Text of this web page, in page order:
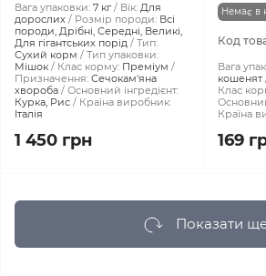
Вага упаковки: 7 кг Вік: Для
дорослих
Розмір породи: Всі
породи, Дрібні, Середні, Великі,
Для гігантських порід
Тип:
Сухий корм
Тип упаковки:
Мішок
Клас корму: Преміум
Призначення: Сечокам'яна
хвороба
Основний інгредієнт:
Курка, Рис
Країна виробник:
Італія
1 450 грн
Немає в
Код
Вага
кошенят
Клас
Країна
169
Показати